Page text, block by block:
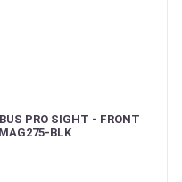
PRO SIGHT - FRONT
BLK